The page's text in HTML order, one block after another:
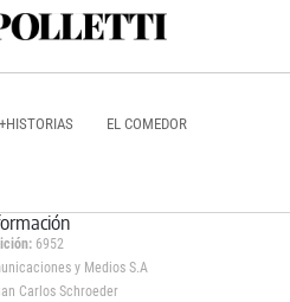
+HISTORIAS EL COMEDOR
6952
y Medios S.A
Carlos Schroeder